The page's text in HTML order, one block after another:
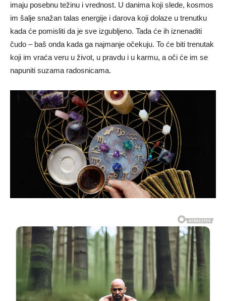
imaju posebnu težinu i vrednost. U danima koji slede, kosmos
im šalje snažan talas energije i darova koji dolaze u trenutku
kada će pomisliti da je sve izgubljeno. Tada će ih iznenaditi
čudo – baš onda kada ga najmanje očekuju. To će biti trenutak
koji im vraća veru u život, u pravdu i u karmu, a oči će im se
napuniti suzama radosnicama.